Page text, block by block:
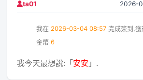
ta01 2026-
我在 2026-03-04 08:57 完成簽到,
金幣 6
我今天最想說:「 安安 」.